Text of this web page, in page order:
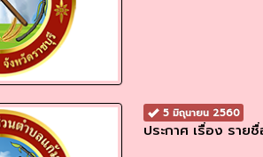
5 มิถุนายน 2560
ประกาศ เรื่อง ราย